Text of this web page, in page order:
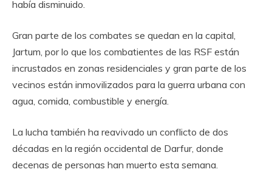
había disminuido.
Gran parte de los combates se quedan en la capital,
Jartum, por lo que los combatientes de las RSF están
incrustados en zonas residenciales y gran parte de los
vecinos están inmovilizados para la guerra urbana con
agua, comida, combustible y energía.
La lucha también ha reavivado un conflicto de dos
décadas en la región occidental de Darfur, donde
decenas de personas han muerto esta semana.